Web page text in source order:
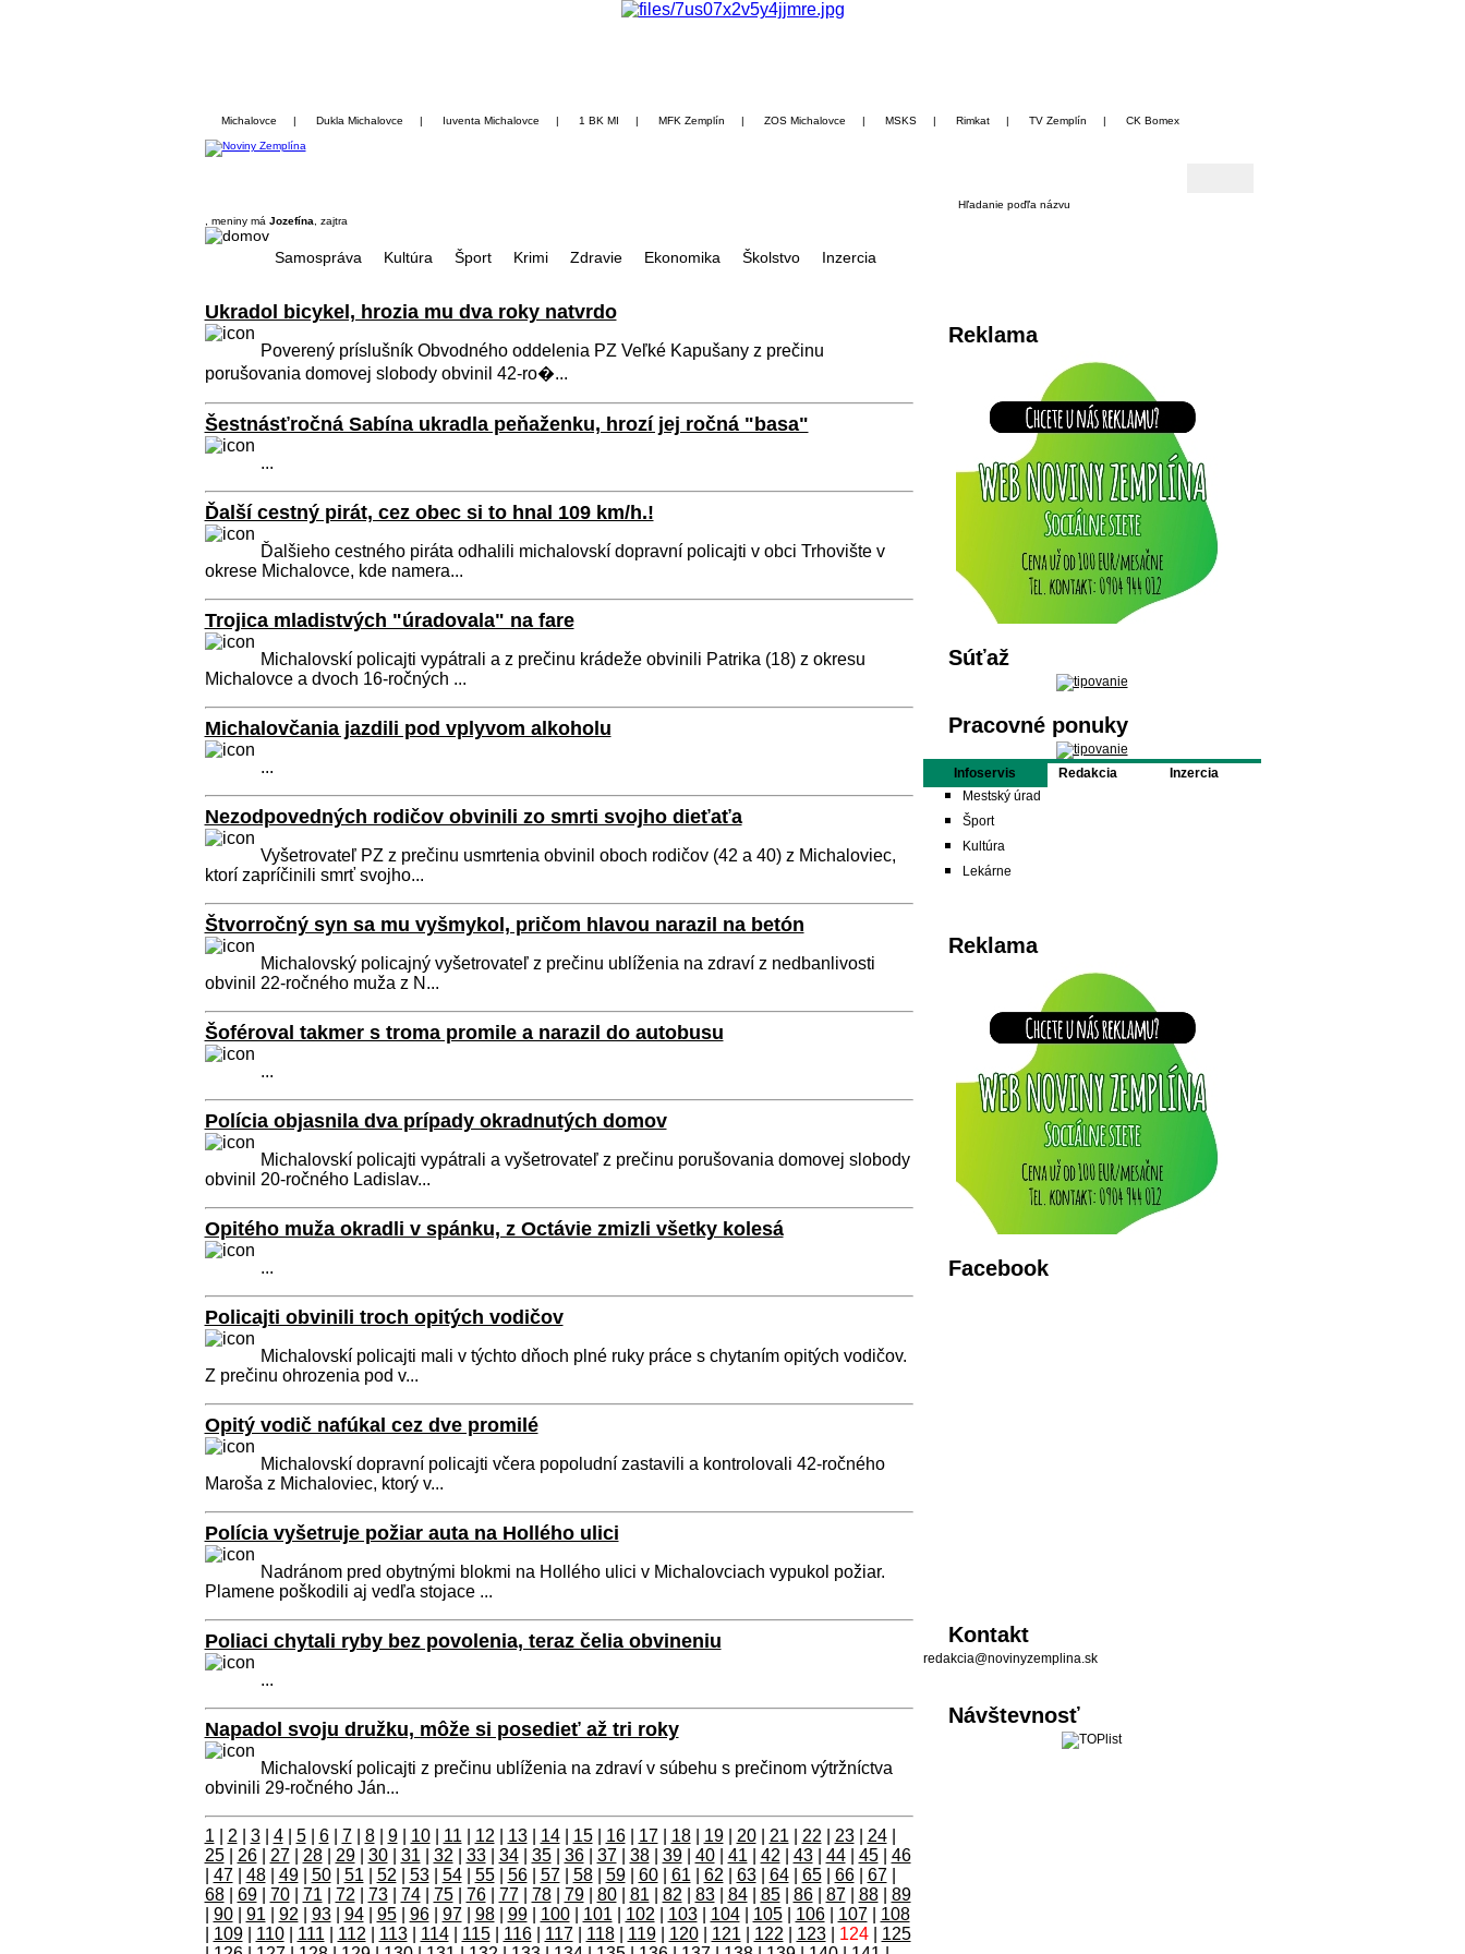
Michalovce | Dukla Michalovce | Iuventa Michalovce | 1 BK MI | MFK Zemplín | ZOS Michalovce | MSKS | Rimkat | TV Zemplín | CK Bomex
Hľadanie poďľa názvu
, meniny má Jozefína , zajtra
Samospráva Kultúra Šport Krimi Zdravie Ekonomika Školstvo Inzercia
Ukradol bicykel, hrozia mu dva roky natvrdo
Poverený príslušník Obvodného oddelenia PZ Veľké Kapušany z prečinu
porušovania domovej slobody obvinil 42-ro�...
Šestnásťročná Sabína ukradla peňaženku, hrozí jej ročná "basa"
...
Ďalší cestný pirát, cez obec si to hnal 109 km/h.!
Ďalšieho cestného piráta odhalili michalovskí dopravní policajti v obci Trhovište v
okrese Michalovce, kde namera...
Trojica mladistvých "úradovala" na fare
Michalovskí policajti vypátrali a z prečinu krádeže obvinili Patrika (18) z okresu
Michalovce a dvoch 16-ročných ...
Michalovčania jazdili pod vplyvom alkoholu
...
Nezodpovedných rodičov obvinili zo smrti svojho dieťaťa
Vyšetrovateľ PZ z prečinu usmrtenia obvinil oboch rodičov (42 a 40) z Michaloviec,
ktorí zapríčinili smrť svojho...
Štvorročný syn sa mu vyšmykol, pričom hlavou narazil na betón
Michalovský policajný vyšetrovateľ z prečinu ublíženia na zdraví z nedbanlivosti
obvinil 22-ročného muža z N...
Šoféroval takmer s troma promile a narazil do autobusu
...
Polícia objasnila dva prípady okradnutých domov
Michalovskí policajti vypátrali a vyšetrovateľ z prečinu porušovania domovej slobody
obvinil 20-ročného Ladislav...
Opitého muža okradli v spánku, z Octávie zmizli všetky kolesá
...
Policajti obvinili troch opitých vodičov
Michalovskí policajti mali v týchto dňoch plné ruky práce s chytaním opitých vodičov.
Z prečinu ohrozenia pod v...
Opitý vodič nafúkal cez dve promilé
Michalovskí dopravní policajti včera popoludní zastavili a kontrolovali 42-ročného
Maroša z Michaloviec, ktorý v...
Polícia vyšetruje požiar auta na Hollého ulici
Nadránom pred obytnými blokmi na Hollého ulici v Michalovciach vypukol požiar.
Plamene poškodili aj vedľa stojace ...
Poliaci chytali ryby bez povolenia, teraz čelia obvineniu
...
Napadol svoju družku, môže si posedieť až tri roky
Michalovskí policajti z prečinu ublíženia na zdraví v súbehu s prečinom výtržníctva
obvinili 29-ročného Ján...
1 2 3| 4| 5| 6| 7| 8| 9| 10| 11 12 13| 14| 15| 16| 17| 18| 19| 20| 21 22 23| 24|
25| 26| 27| 28| 29| 30| 31 32 33| 34| 35| 36| 37| 38| 39| 40| 41 42 43| 44| 45| 46
47| 48| 49| 50| 51 52 53| 54| 55| 56| 57| 58| 59| 60| 61 62 63| 64| 65| 66| 67|
68| 69| 70| 71 72 73| 74| 75| 76| 77| 78| 79| 80| 81 82 83| 84| 85| 86| 87| 88| 89
90| 91 92 93| 94| 95| 96| 97| 98| 99| 100| 101 102 103| 104| 105| 106| 107| 108
109| 110| 111 112 113| 114| 115| 116| 117| 118| 119| 120| 121 122 123| 124| 125
Reklama
Súťaž
Pracovné ponuky
Infoservis Redakcia
Inzercia
Mestský úrad
Šport
Kultúra
Lekárne
Reklama
Facebook
Kontakt
redakcia@novinyzemplina.sk
Návštevnosť